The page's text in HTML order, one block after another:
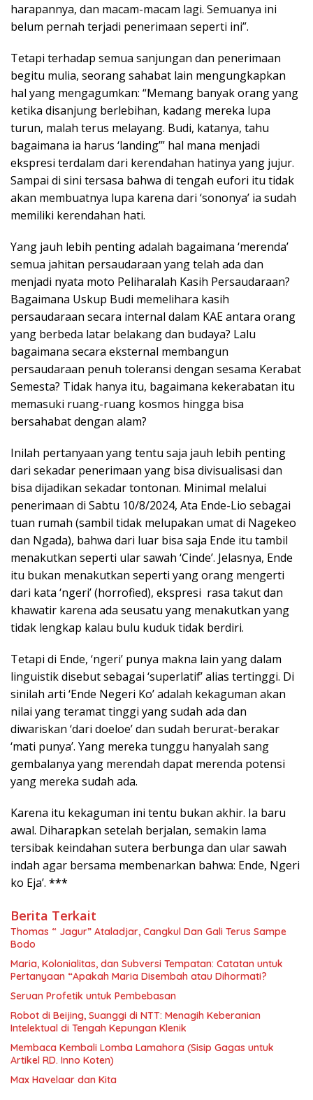
harapannya, dan macam-macam lagi. Semuanya ini
belum pernah terjadi penerimaan seperti ini”.
Tetapi terhadap semua sanjungan dan penerimaan
begitu mulia, seorang sahabat lain mengungkapkan
hal yang mengagumkan: “Memang banyak orang yang
ketika disanjung berlebihan, kadang mereka lupa
turun, malah terus melayang. Budi, katanya, tahu
bagaimana ia harus ‘landing’” hal mana menjadi
ekspresi terdalam dari kerendahan hatinya yang jujur.
Sampai di sini tersasa bahwa di tengah eufori itu tidak
akan membuatnya lupa karena dari ‘sononya’ ia sudah
memiliki kerendahan hati.
Yang jauh lebih penting adalah bagaimana ‘merenda’
semua jahitan persaudaraan yang telah ada dan
menjadi nyata moto Peliharalah Kasih Persaudaraan?
Bagaimana Uskup Budi memelihara kasih
persaudaraan secara internal dalam KAE antara orang
yang berbeda latar belakang dan budaya? Lalu
bagaimana secara eksternal membangun
persaudaraan penuh toleransi dengan sesama Kerabat
Semesta? Tidak hanya itu, bagaimana kekerabatan itu
memasuki ruang-ruang kosmos hingga bisa
bersahabat dengan alam?
Inilah pertanyaan yang tentu saja jauh lebih penting
dari sekadar penerimaan yang bisa divisualisasi dan
bisa dijadikan sekadar tontonan. Minimal melalui
penerimaan di Sabtu 10/8/2024, Ata Ende-Lio sebagai
tuan rumah (sambil tidak melupakan umat di Nagekeo
dan Ngada), bahwa dari luar bisa saja Ende itu tambil
menakutkan seperti ular sawah ‘Cinde’. Jelasnya, Ende
itu bukan menakutkan seperti yang orang mengerti
dari kata ‘ngeri’ (horrofied), ekspresi rasa takut dan
khawatir karena ada seusatu yang menakutkan yang
tidak lengkap kalau bulu kuduk tidak berdiri.
Tetapi di Ende, ‘ngeri’ punya makna lain yang dalam
linguistik disebut sebagai ‘superlatif’ alias tertinggi. Di
sinilah arti ‘Ende Negeri Ko’ adalah kekaguman akan
nilai yang teramat tinggi yang sudah ada dan
diwariskan ‘dari doeloe’ dan sudah berurat-berakar
‘mati punya’. Yang mereka tunggu hanyalah sang
gembalanya yang merendah dapat merenda potensi
yang mereka sudah ada.
Karena itu kekaguman ini tentu bukan akhir. Ia baru
awal. Diharapkan setelah berjalan, semakin lama
tersibak keindahan sutera berbunga dan ular sawah
indah agar bersama membenarkan bahwa: Ende, Ngeri
ko Eja’. ***
Berita Terkait
Thomas “ Jagur” Ataladjar, Cangkul Dan Gali Terus Sampe
Bodo
Maria, Kolonialitas, dan Subversi Tempatan: Catatan untuk
Pertanyaan “Apakah Maria Disembah atau Dihormati?
Seruan Profetik untuk Pembebasan
Robot di Beijing, Suanggi di NTT: Menagih Keberanian
Intelektual di Tengah Kepungan Klenik
Membaca Kembali Lomba Lamahora (Sisip Gagas untuk
Artikel RD. Inno Koten)
Max Havelaar dan Kita